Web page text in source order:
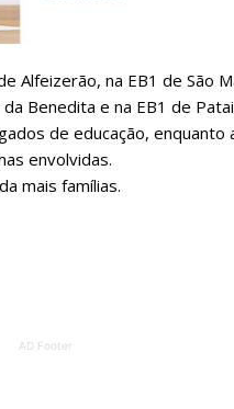
€
Alfeizerão, na EB1 de São
Benedita e na EB1 de
de educação,
envolvidas.
mais famílias.
AD Footer